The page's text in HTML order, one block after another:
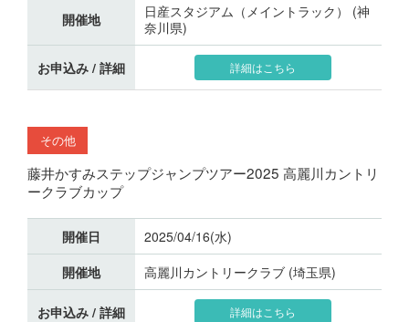
開催地
日産スタジアム（メイントラック） (神
奈川県)
お申込み / 詳細 詳細はこちら
その他
藤井かすみステップジャンプツアー2025 高麗川カントリ
ークラブカップ
開催日
2025/04/16(水)
開催地
高麗川カントリークラブ (埼玉県)
お申込み / 詳細 詳細はこちら